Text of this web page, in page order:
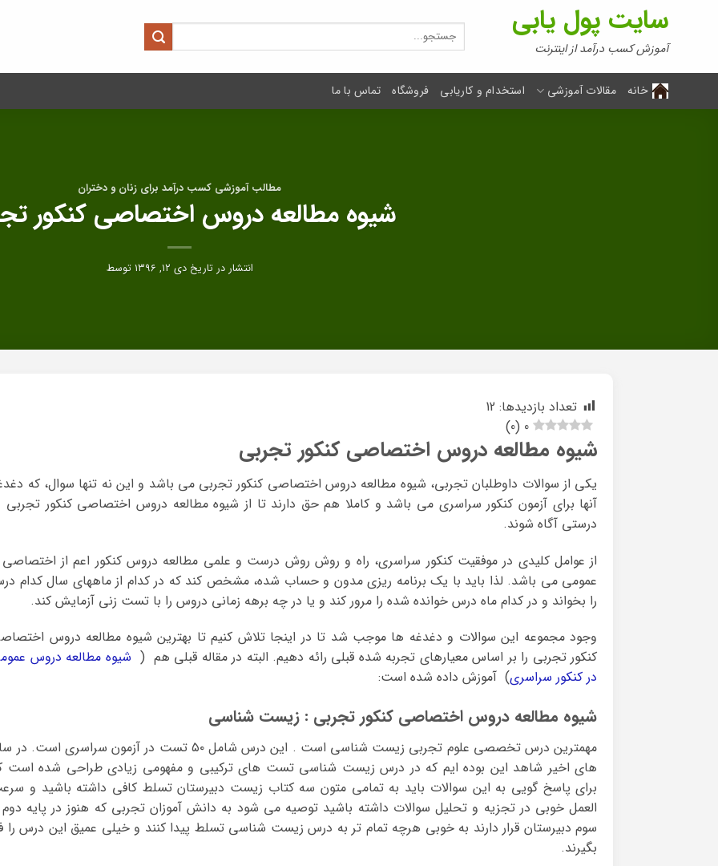
سایت پول یابی
آموزش کسب درآمد از اینترنت
جستجو
برای:
خانه مقالات آموزشی استخدام و کاریابی فروشگاه تماس با ما
مطالب آموزشی کسب درآمد برای زنان و دختران
شیوه مطالعه دروس اختصاصی کنکور
انتشار در تاریخدی ۱۲, ۱۳۹۶ توسط
تعداد بازدیدها: 12
0
(
0
)
شیوه مطالعه دروس اختصاصی کنکور تجربی
یکی از سوالات داوطلبان تجربی، شیوه مطالعه دروس اختصاصی کنکور تجربی می باشد و این نه تنها سوال، که
آنها برای آزمون کنکور سراسری می باشد و کاملا هم حق دارند تا از شیوه مطالعه دروس اختصاصی کنکور تجربی
درستی آگاه شوند.
از عوامل کلیدی در موفقیت کنکور سراسری، راه و روش روش درست و علمی مطالعه دروس کنکور اعم از
عمومی می باشد. لذا باید با یک برنامه ریزی مدون و حساب شده، مشخص کند که در کدام از ماههای سال کدام
را بخواند و در کدام ماه درس خوانده شده را مرور کند و یا در چه برهه زمانی دروس را با تست زنی آزمایش کند.
وجود مجموعه این سوالات و دغدغه ها موجب شد تا در اینجا تلاش کنیم تا بهترین شیوه مطالعه دروس
کنکور تجربی را بر اساس معیارهای تجربه شده قبلی رائه دهیم. البته در مقاله قبلی هم ( شیوه مطالعه دروس
در کنکور سراسری) آموزش داده شده است:
شیوه مطالعه دروس اختصاصی کنکور تجربی : زیست شناسی
مهمترین درس تخصصی علوم تجربی زیست شناسی است . این درس شامل ۵۰ تست در آزمون سراسری است.
های اخیر شاهد این بوده ایم که در درس زیست شناسی تست های ترکیبی و مفهومی زیادی طراحی شده است
برای پاسخ گویی به این سوالات باید به تمامی متون سه کتاب زیست دبیرستان تسلط کافی داشته باشید و
العمل خوبی در تجزیه و تحلیل سوالات داشته باشید توصیه می شود به دانش آموزان تجربی که هنوز در پایه
سوم دبیرستان قرار دارند به خوبی هرچه تمام تر به درس زیست شناسی تسلط پیدا کنند و خیلی عمیق این درس را
بگیرند.